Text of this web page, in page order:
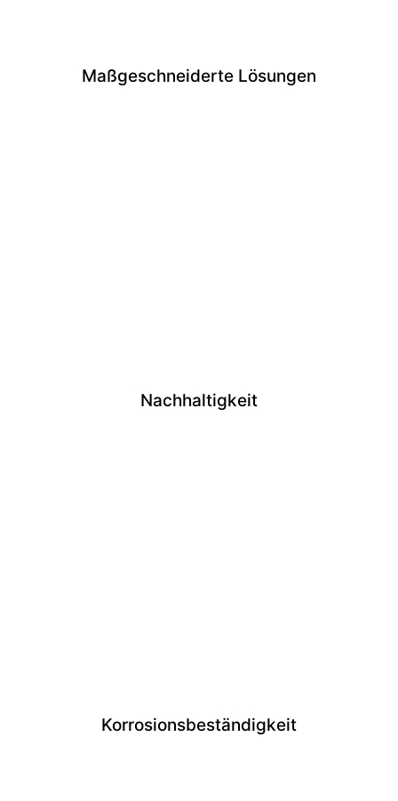
Maßgeschneiderte Lösungen
Nachhaltigkeit
Korrosionsbeständigkeit